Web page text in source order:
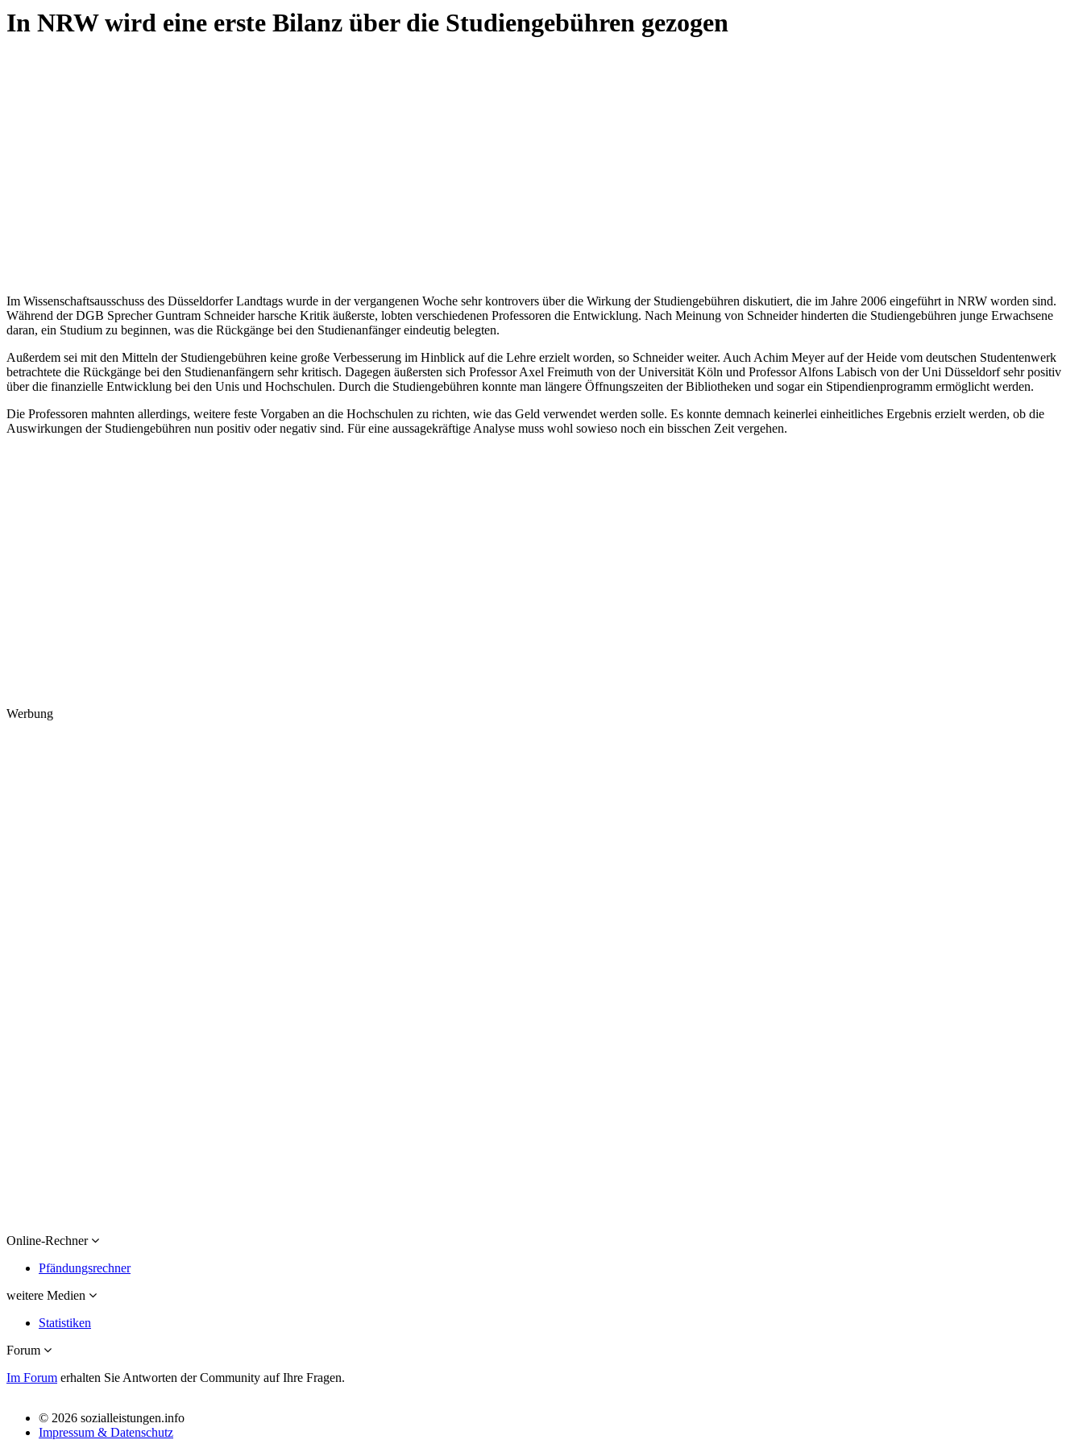
In NRW wird eine erste Bilanz über die Studiengebühren gezogen
Im Wissenschaftsausschuss des Düsseldorfer Landtags wurde in der vergangenen Woche sehr kontrovers über die Wirkung der Studiengebühren diskutiert, die im Jahre 2006 eingeführt in NRW worden sind.
Während der DGB Sprecher Guntram Schneider harsche Kritik äußerste, lobten verschiedenen Professoren die Entwicklung. Nach Meinung von Schneider hinderten die Studiengebühren junge Erwachsene
daran, ein Studium zu beginnen, was die Rückgänge bei den Studienanfänger eindeutig belegten.
Außerdem sei mit den Mitteln der Studiengebühren keine große Verbesserung im Hinblick auf die Lehre erzielt worden, so Schneider weiter. Auch Achim Meyer auf der Heide vom deutschen Studentenwerk
betrachtete die Rückgänge bei den Studienanfängern sehr kritisch. Dagegen äußersten sich Professor Axel Freimuth von der Universität Köln und Professor Alfons Labisch von der Uni Düsseldorf sehr positiv
über die finanzielle Entwicklung bei den Unis und Hochschulen. Durch die Studiengebühren konnte man längere Öffnungszeiten der Bibliotheken und sogar ein Stipendienprogramm ermöglicht werden.
Die Professoren mahnten allerdings, weitere feste Vorgaben an die Hochschulen zu richten, wie das Geld verwendet werden solle. Es konnte demnach keinerlei einheitliches Ergebnis erzielt werden, ob die
Auswirkungen der Studiengebühren nun positiv oder negativ sind. Für eine aussagekräftige Analyse muss wohl sowieso noch ein bisschen Zeit vergehen.
Werbung
Online-Rechner
Pfändungsrechner
weitere Medien
Statistiken
Forum
Im Forum erhalten Sie Antworten der Community auf Ihre Fragen.
© 2026 sozialleistungen.info
Impressum & Datenschutz